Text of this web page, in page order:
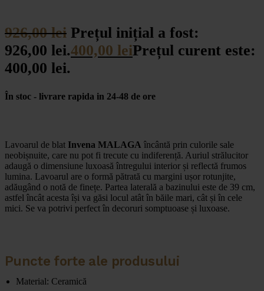
926,00lei Prețul inițial a fost:
926,00 lei.400,00 leiPrețul curent este:
400,00 lei.
În stoc - livrare rapida in 24-48 de ore
Lavoarul de blat Invena MALAGA încântă prin culorile sale
neobișnuite, care nu pot fi trecute cu indiferență. Auriul strălucitor
adaugă o dimensiune luxoasă întregului interior și reflectă frumos
lumina. Lavoarul are o formă pătrată cu margini ușor rotunjite,
adăugând o notă de finețe. Partea laterală a bazinului este de 39 cm,
astfel încât acesta își va găsi locul atât în băile mari, cât și în cele
mici. Se va potrivi perfect în decoruri somptuoase și luxoase.
Puncte forte ale produsului
Material: Ceramică